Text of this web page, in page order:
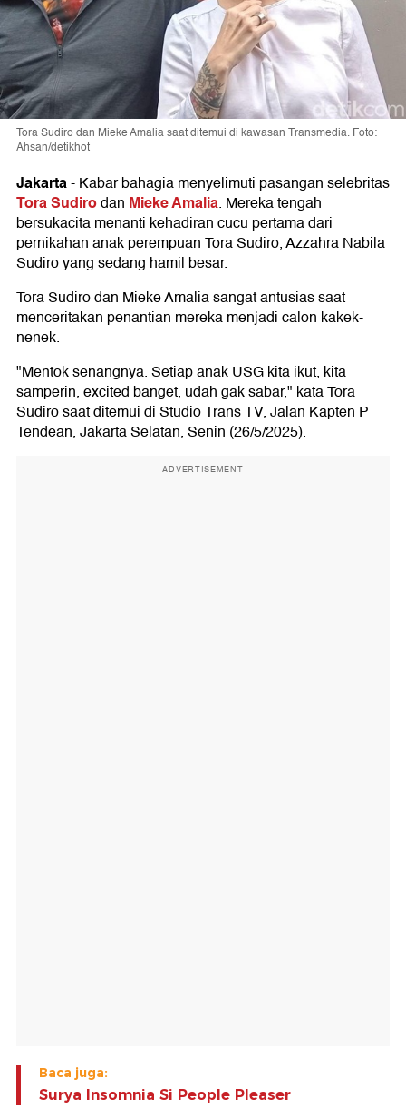
Tora Sudiro dan Mieke Amalia saat ditemui di kawasan Transmedia. Foto:
Ahsan/detikhot
Jakarta-Kabar bahagia menyelimuti pasangan selebritas
Tora Sudirodan Mieke Amalia. Mereka tengah
bersukacita menanti kehadiran cucu pertama dari
pernikahan anak perempuan Tora Sudiro, Azzahra Nabila
Sudiro yang sedang hamil besar.
Tora Sudiro dan Mieke Amalia sangat antusias saat
menceritakan penantian mereka menjadi calon kakek-
nenek.
"Mentok senangnya. Setiap anak USG kita ikut, kita
samperin, excited banget, udah gak sabar," kata Tora
Sudiro saat ditemui di Studio Trans TV, Jalan Kapten P
Tendean, Jakarta Selatan, Senin (26/5/2025).
ADVERTISEMENT
Baca juga:
Surya Insomnia Si People Pleaser